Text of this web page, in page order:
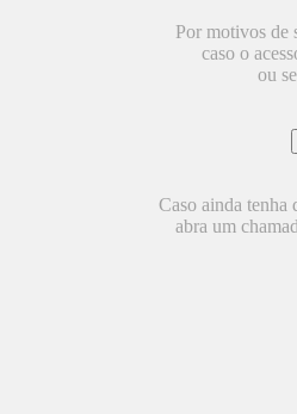
Por motivos de
caso o
ou
Caso ainda tenha
abra um